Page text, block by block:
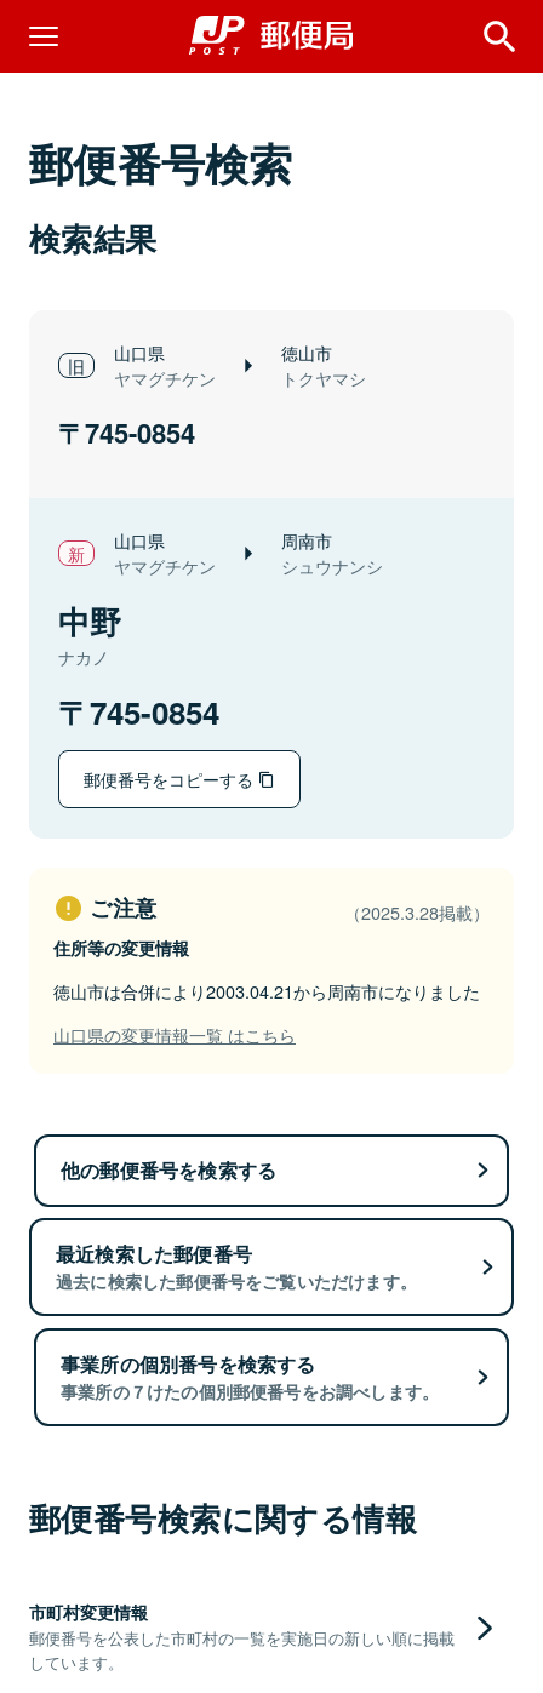
郵便番号検索
検索結果
山口県
ヤマグチケン
徳山市
トクヤマシ
745-0854
山口県
ヤマグチケン
周南市
シュウナンシ
中野
ナカノ
745-0854
郵便番号をコピーする
ご注意 （2025.3.28掲載）
住所等の変更情報
徳山市は合併により2003.04.21から周南市になりました
山口県の変更情報一覧 はこちら
他の郵便番号を検索する
最近検索した郵便番号
過去に検索した郵便番号をご覧いただけます。
事業所の個別番号を検索する
事業所の７けたの個別郵便番号をお調べします。
郵便番号検索に関する情報
市町村変更情報
郵便番号を公表した市町村の一覧を実施日の新しい順に掲載
しています。